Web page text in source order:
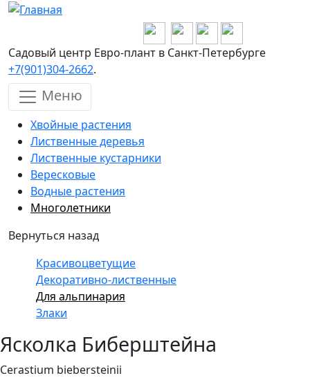
Перейти к основному содержанию
Садовый центр Евро-плант в Санкт-Петербурге
+7(901)304-2662.
Меню
Хвойные растения
Лиственные деревья
Лиственные кустарники
Вересковые
Водные растения
Многолетники
Вернуться назад
Красивоцветущие
Декоративно-лиственные
Для альпинария
Злаки
Ясколка Биберштейна
Cerastium biebersteinii